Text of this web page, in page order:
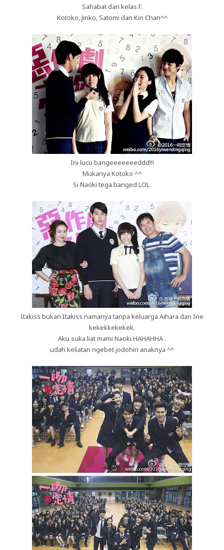
Sahabat dari kelas F.
Kotoko, Jinko, Satomi dan Kin Chan^^
Ini lucu bangeeeeeeeddd!!!
Mukanya Kotoko ^^
Si Naoki tega banged LOL.
Itakiss bukan Itakiss namanya tanpa keluarga Aihara dan Irie
kekekkekekek.
Aku suka liat mami Naoki HAHAHHA .
udah keliatan ngebet jodohin anaknya ^^